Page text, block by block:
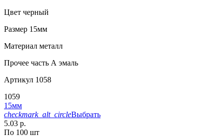
Цвет черный
Размер 15мм
Материал металл
Прочее часть А эмаль
Артикул 1058
1059
15мм
checkmark_alt_circleВыбрать
5.03 р.
По 100 шт